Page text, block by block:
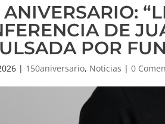
ANIVERSARIO:
DE
POR
| 150aniversario, Noticias |0